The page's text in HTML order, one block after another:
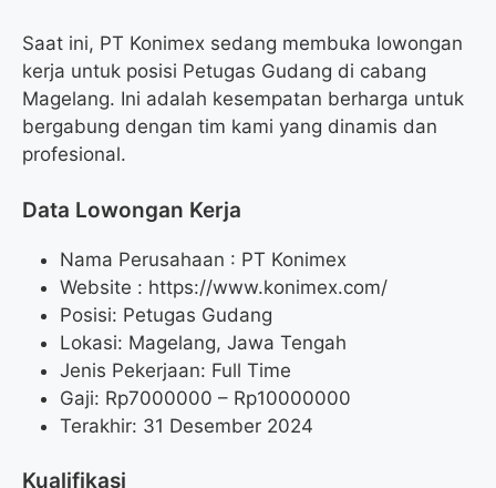
Saat ini, PT Konimex sedang membuka lowongan
kerja untuk posisi Petugas Gudang di cabang
Magelang. Ini adalah kesempatan berharga untuk
bergabung dengan tim kami yang dinamis dan
profesional.
Data Lowongan Kerja
Nama Perusahaan : PT Konimex
Website : https://www.konimex.com/
Posisi: Petugas Gudang
Lokasi: Magelang, Jawa Tengah
Jenis Pekerjaan: Full Time
Gaji: Rp7000000 – Rp10000000
Terakhir: 31 Desember 2024
Kualifikasi